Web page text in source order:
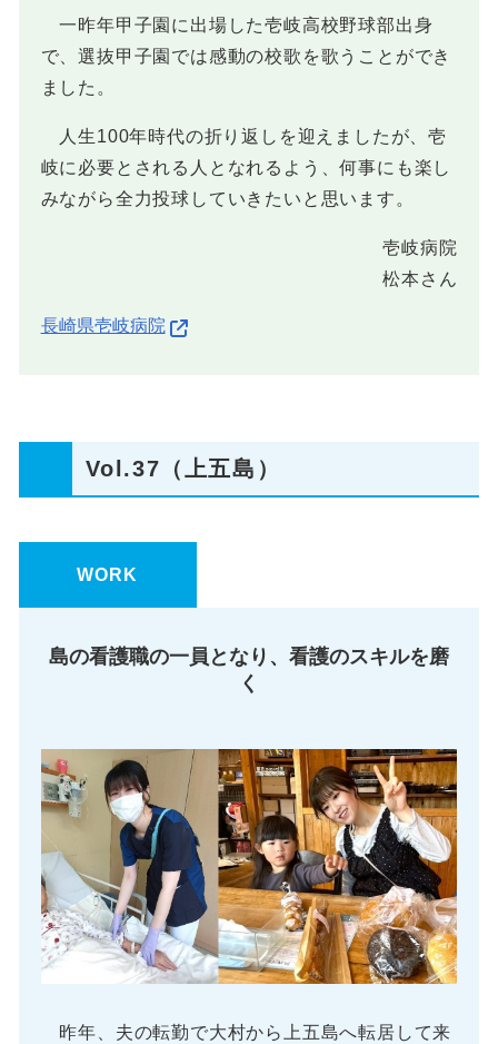
一昨年甲子園に出場した壱岐高校野球部出身
で、選抜甲子園では感動の校歌を歌うことができ
ました。
人生100年時代の折り返しを迎えましたが、壱
岐に必要とされる人となれるよう、何事にも楽し
みながら全力投球していきたいと思います。
壱岐病院
松本さん
長崎県壱岐病院
Vol.37（上五島）
WORK
島の看護職の一員となり、看護のスキルを磨
く
昨年、夫の転勤で大村から上五島へ転居して来